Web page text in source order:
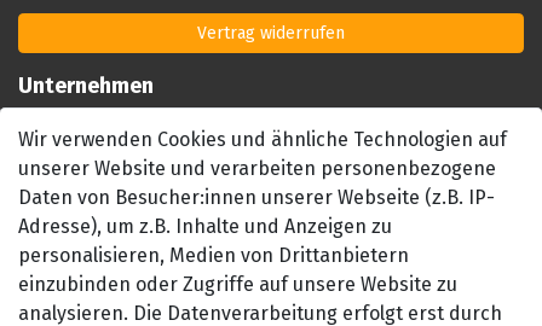
Vertrag widerrufen
Unternehmen
Impressum
AGB
Datenschutzerklärung
Barrierefreiheitserklärung
Widerrufsrecht
Kontakt
Wir verwenden Cookies und ähnliche Technologien auf
unserer Website und verarbeiten personenbezogene
Daten von Besucher:innen unserer Webseite (z.B. IP-
Adresse), um z.B. Inhalte und Anzeigen zu
personalisieren, Medien von Drittanbietern
einzubinden oder Zugriffe auf unsere Website zu
analysieren. Die Datenverarbeitung erfolgt erst durch